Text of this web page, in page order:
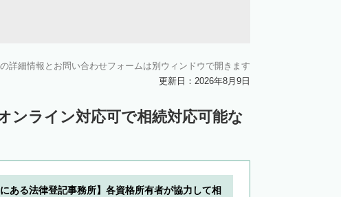
詳細情報とお問い合わせフォームは別ウィンドウで開きます
更新日：2026年8月9日
ンライン対応可で相続対応可能な
にある法律登記事務所】各資格所有者が協力して相